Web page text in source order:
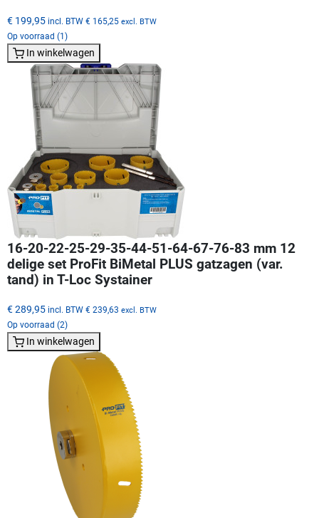
€ 199,95 incl. BTW € 165,25 excl. BTW
Op voorraad (1)
In winkelwagen
16-20-22-25-29-35-44-51-64-67-76-83 mm 12
delige set ProFit BiMetal PLUS gatzagen (var.
tand) in T-Loc Systainer
€ 289,95 incl. BTW € 239,63 excl. BTW
Op voorraad (2)
In winkelwagen